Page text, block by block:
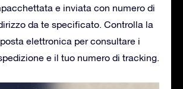
e inviata con numero di
da te specificato. Controlla la
elettronica per consultare i
e il tuo numero di tracking.